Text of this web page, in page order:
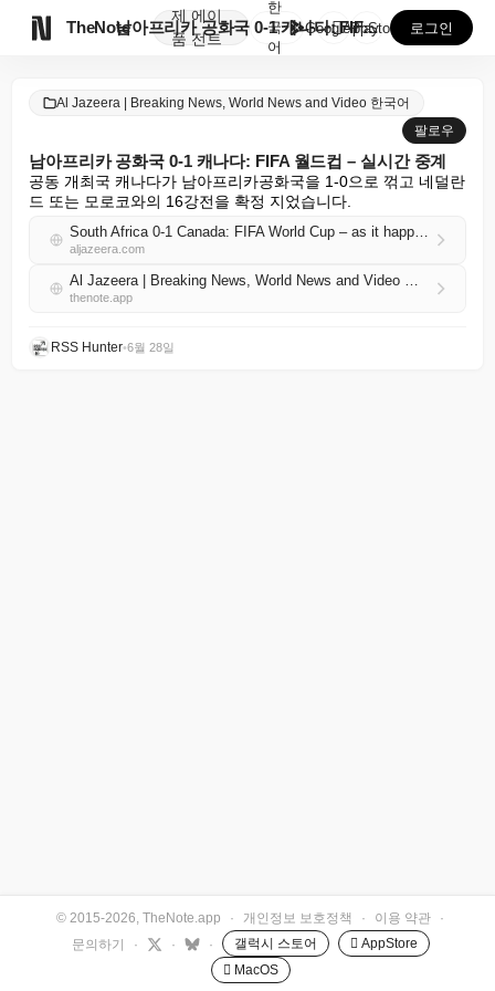
TheNote
제
품
에이
전트
남아프리카 공화국 0-1 캐나다: FIFA 월드컵 – ...
한
국
어
GooglePlay
AppStore 로그인
Al Jazeera | Breaking News, World News and Video 한국어
팔로우
남아프리카 공화국 0-1 캐나다: FIFA 월드컵 – 실시간 중계
공동 개최국 캐나다가 남아프리카공화국을 1-0으로 꺾고 네덜란
드 또는 모로코와의 16강전을 확정 지었습니다.
South Africa 0-1 Canada: FIFA World Cup – as it happened
aljazeera.com
Al Jazeera | Breaking News, World News and Video 한국어 RSS
thenote.app
RSS Hunter•6월 28일
© 2015-2026, TheNote.app · 개인정보 보호정책 · 이용 약관
·
문의하기
· · · 갤럭시 스토어
 AppStore
 MacOS